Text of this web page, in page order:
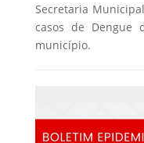
Secretaria
casos de Dengue
município.